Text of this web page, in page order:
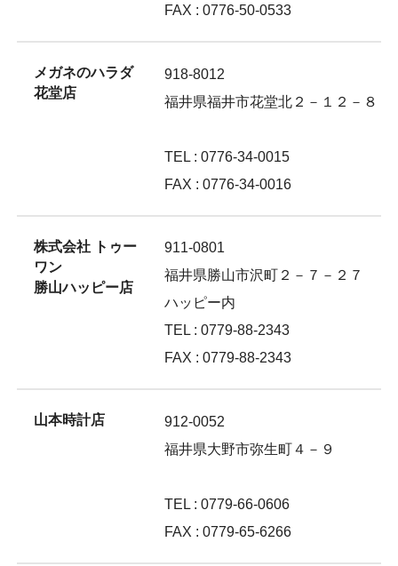
FAX : 0776-50-0533
メガネのハラダ
花堂店
918-8012
福井県福井市花堂北２－１２－８
TEL : 0776-34-0015
FAX : 0776-34-0016
株式会社 トゥー
ワン
勝山ハッピー店
911-0801
福井県勝山市沢町２－７－２７
ハッピー内
TEL : 0779-88-2343
FAX : 0779-88-2343
山本時計店
912-0052
福井県大野市弥生町４－９
TEL : 0779-66-0606
FAX : 0779-65-6266